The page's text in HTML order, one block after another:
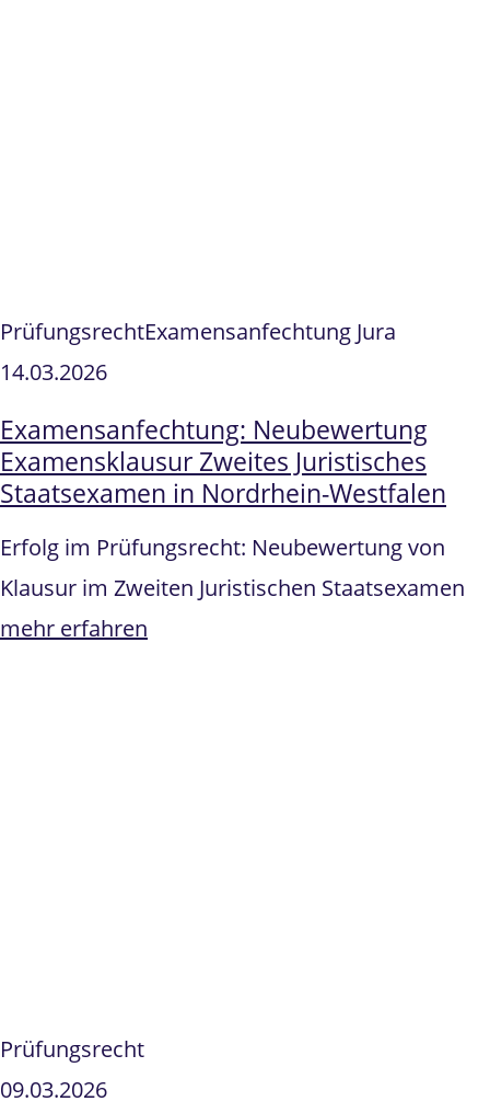
PrüfungsrechtExamensanfechtung Jura
14.03.2026
Examensanfechtung: Neubewertung
Examensklausur Zweites Juristisches
Staatsexamen in Nordrhein-Westfalen
Erfolg im Prüfungsrecht: Neubewertung von
Klausur im Zweiten Juristischen Staatsexamen
mehr erfahren
Prüfungsrecht
09.03.2026